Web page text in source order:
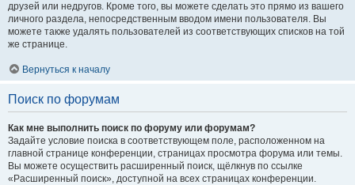
друзей или недругов. Кроме того, вы можете сделать это прямо из вашего
личного раздела, непосредственным вводом имени пользователя. Вы
можете также удалять пользователей из соответствующих списков на той
же странице.
Вернуться к началу
Поиск по форумам
Как мне выполнить поиск по форуму или форумам?
Задайте условие поиска в соответствующем поле, расположенном на
главной странице конференции, страницах просмотра форума или темы.
Вы можете осуществить расширенный поиск, щёлкнув по ссылке
«Расширенный поиск», доступной на всех страницах конференции.